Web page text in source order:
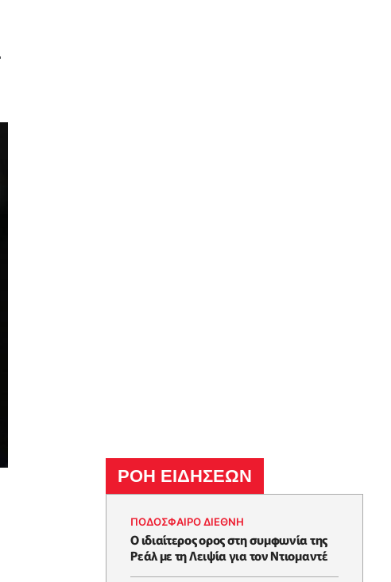
ΡΟΗ ΕΙΔΗΣΕΩΝ
ΠΟΔΟΣΦΑΙΡΟ ΔΙΕΘΝΗ
Ο ιδιαίτερος ορος στη συμφωνία της
Ρεάλ με τη Λειψία για τον Ντιομαντέ